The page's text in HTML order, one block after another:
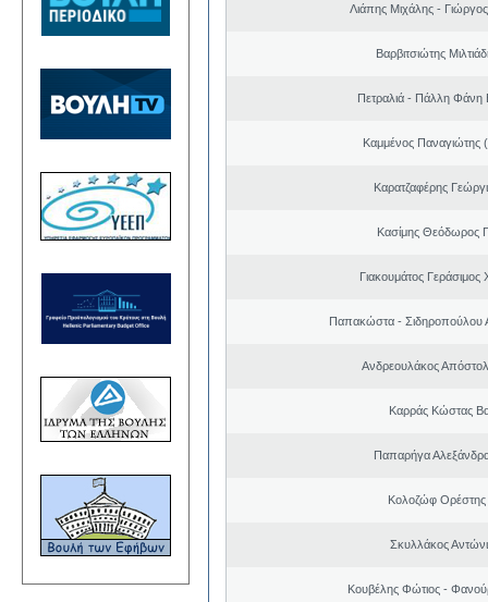
Λιάπης Μιχάλης -
Βαρβιτσιώτης
Πετραλιά - Πάλλη Φάνη
Καμμένος Παναγιώτης
Καρατζαφέρης
Κασίμης Θεόδωρος
Γιακουμάτος
Παπακώστα - Σιδηροπούλου
Ανδρεουλάκος
Καρράς Κώστας
Παπαρήγα
Κολοζώφ
Σκυλλάκος
Κουβέλης Φώτιος -